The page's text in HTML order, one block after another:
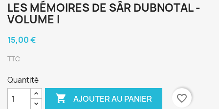
LES MÉMOIRES DE SÂR DUBNOTAL -
VOLUME I
15,00 €
TTC
Quantité
 AJOUTER AU PANIER favorite_border